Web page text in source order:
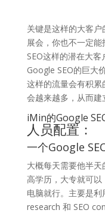
关键是这样的大客
展会，你也不一定
SEO这样的潜在大
Google SEO的巨大
这样的流量会有积
会越来越多，从而建
iMin的Google
人员配置：
一个Google
大概每天需要他半
高学历，大专就可
电脑就行。主要是
research 和 SEO